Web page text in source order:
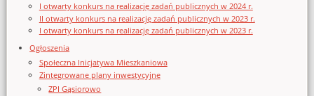
I otwarty konkurs na realizację zadań publicznych w 2024 r.
II otwarty konkurs na realizację zadań publicznych w 2023 r.
I otwarty konkurs na realizację zadań publicznych w 2023 r.
Ogłoszenia
Społeczna Inicjatywa Mieszkaniowa
Zintegrowane plany inwestycyjne
ZPI Gąsiorowo